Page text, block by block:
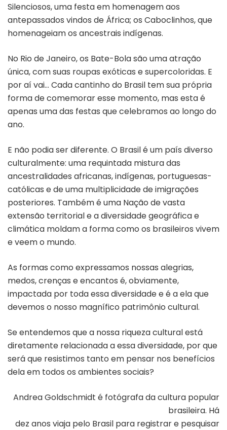
Silenciosos, uma festa em homenagem aos
antepassados vindos de África; os Caboclinhos, que
homenageiam os ancestrais indígenas.
No Rio de Janeiro, os Bate-Bola são uma atração
única, com suas roupas exóticas e supercoloridas. E
por aí vai… Cada cantinho do Brasil tem sua própria
forma de comemorar esse momento, mas esta é
apenas uma das festas que celebramos ao longo do
ano.
E não podia ser diferente. O Brasil é um país diverso
culturalmente: uma requintada mistura das
ancestralidades africanas, indígenas, portuguesas-
católicas e de uma multiplicidade de imigrações
posteriores. Também é uma Nação de vasta
extensão territorial e a diversidade geográfica e
climática moldam a forma como os brasileiros vivem
e veem o mundo.
As formas como expressamos nossas alegrias,
medos, crenças e encantos é, obviamente,
impactada por toda essa diversidade e é a ela que
devemos o nosso magnífico patrimônio cultural.
Se entendemos que a nossa riqueza cultural está
diretamente relacionada a essa diversidade, por que
será que resistimos tanto em pensar nos benefícios
dela em todos os ambientes sociais?
Andrea Goldschmidt é fotógrafa da cultura popular
brasileira. Há
dez anos viaja pelo Brasil para registrar e pesquisar